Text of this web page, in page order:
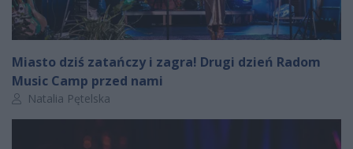
Miasto dziś zatańczy i zagra! Drugi dzień Radom
Music Camp przed nami
Autor artykułu:
Natalia Pętelska